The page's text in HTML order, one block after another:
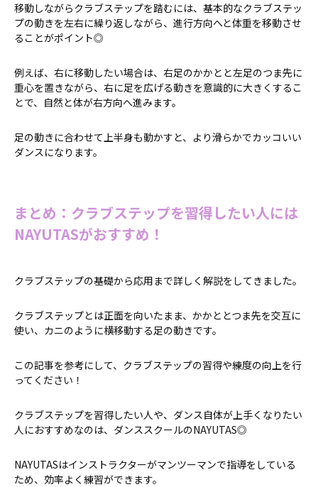
移動しながらクラブステップを踏むには、基本的なクラブステッ
プの動きを左右に繰り返しながら、進行方向へと体重を移動させ
ることがポイント◎
例えば、右に移動したい場合は、右足のかかとと左足のつま先に
重心を置きながら、右に足を広げる動きを意識的に大きくするこ
とで、自然と体が右方向へ進みます。
足の動きに合わせて上半身も動かすと、より滑らかでカッコいい
ダンスになります。
まとめ：クラブステップを習得したい人には
NAYUTASがおすすめ！
クラブステップの基礎から応用まで詳しく解説をしてきました。
クラブステップとは正面を向いたまま、かかととつま先を交互に
使い、カニのように横移動する足の動きです。
この記事を参考にして、クラブステップの習得や練度の向上を行
ってください！
クラブステップを習得したい人や、ダンス自体が上手くなりたい
人におすすめなのは、ダンススクールのNAYUTAS◎
NAYUTASはインストラクターがマンツーマンで指導をしている
ため、効率よく練習ができます。